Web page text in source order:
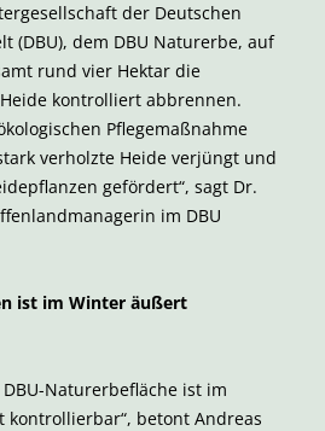
der Deutschen
(DBU), dem DBU Naturerbe, auf
rund vier Hektar die
kontrolliert abbrennen.
Pflegemaßnahme
verholzte Heide verjüngt und
gefördert“, sagt Dr.
im DBU
ist im Winter äußert
Naturerbefläche ist im
kontrollierbar“, betont Andreas